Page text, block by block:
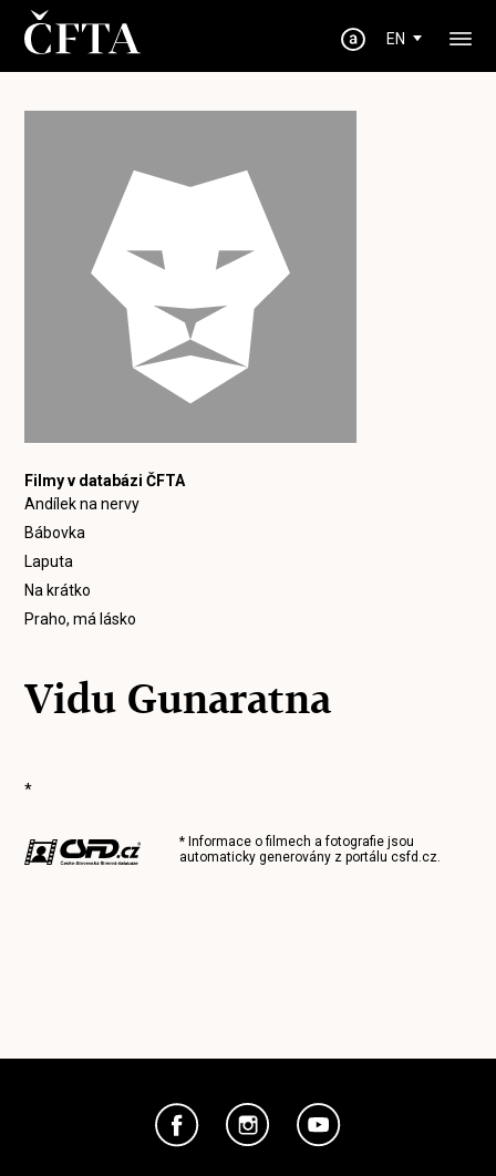
EN
Filmy v databázi ČFTA
Andílek na nervy
Bábovka
Laputa
Na krátko
Praho, má lásko
Vidu Gunaratna
*
* Informace o filmech a fotografie jsou
automaticky generovány z portálucsfd.cz.